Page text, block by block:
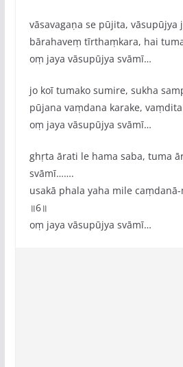
vāsavagaṇa se pūjita,
bārahaveṃ tīrthaṃkara, hai
oṃ jaya vāsupūjya svāmī…
jo koī tumako sumire, sukha
pūjana vaṃdana karake,
oṃ jaya vāsupūjya svāmī…
ghṛta ārati le hama saba, tuma
svāmī…….
usakā phala yaha mile
॥6॥
oṃ jaya vāsupūjya svāmī…